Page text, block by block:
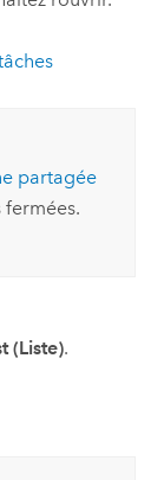
partagée
(Liste).